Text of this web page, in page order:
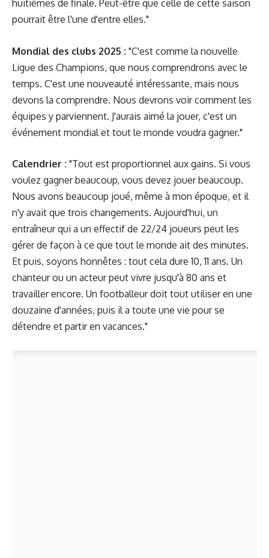
huitièmes de finale. Peut-être que celle de cette saison
pourrait être l'une d'entre elles."
Mondial des clubs 2025 : "C'est comme la nouvelle
Ligue des Champions, que nous comprendrons avec le
temps. C'est une nouveauté intéressante, mais nous
devons la comprendre. Nous devrons voir comment les
équipes y parviennent. J'aurais aimé la jouer, c'est un
événement mondial et tout le monde voudra gagner."
Calendrier : "Tout est proportionnel aux gains. Si vous
voulez gagner beaucoup, vous devez jouer beaucoup.
Nous avons beaucoup joué, même à mon époque, et il
n'y avait que trois changements. Aujourd'hui, un
entraîneur qui a un effectif de 22/24 joueurs peut les
gérer de façon à ce que tout le monde ait des minutes.
Et puis, soyons honnêtes : tout cela dure 10, 11 ans. Un
chanteur ou un acteur peut vivre jusqu'à 80 ans et
travailler encore. Un footballeur doit tout utiliser en une
douzaine d'années, puis il a toute une vie pour se
détendre et partir en vacances."